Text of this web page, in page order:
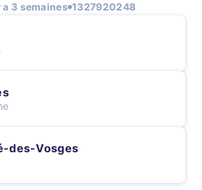
a 3 semaines 1327920248
des-Vosges